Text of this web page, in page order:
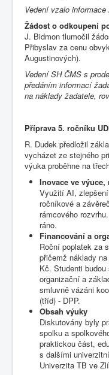
Vedení vzalo informace
Žádost o odkoupení
J. Bidmon tlumočil
Přibyslav za cenu
Augustinových).
Vedení SH ČMS s
předáním informací
na náklady žadatele,
Příprava 5. ročníku
R. Dudek předložil
vycházet ze stejného
výuka proběhne na
Inovace ve výuce,
Využití AI,
ročníkové a
rámcového
ráno.
Financování a
Roční poplatek za
přičemž náklady
Kč. Studenti
organizační a
smluvně vázáni
(tříd) - DPP.
Obsah výuky
Diskutovány byly
spolku a
praktickou část,
s dalšími
Univerzita TB ve